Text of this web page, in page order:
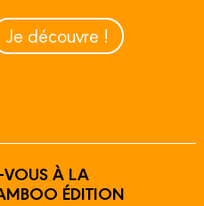
Je découvre !
À LA
ÉDITION